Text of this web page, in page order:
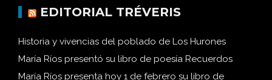
EDITORIAL TRÉVERIS
Historia y vivencias del poblado de Los Hurones
María Ríos presentó su libro de poesía Recuerdos
María Ríos presenta hoy 1 de febrero su libro de